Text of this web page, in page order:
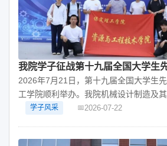
我院学子征战第十九届全国大学生
2026年7月21日，第十九届全国大学生
工学院顺利举办。我院机械设计制造及
学子风采 2026-07-22